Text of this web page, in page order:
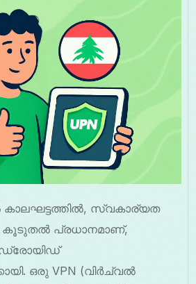
കാലഘട്ടത്തിൽ, സ്വകാര്യത
കൂടുതൽ പ്രധാനമാണ്,
ഒരു VPN (വിർച്വൽ